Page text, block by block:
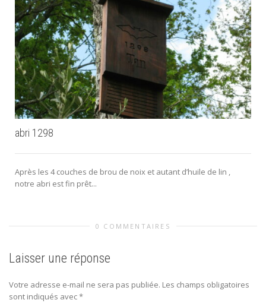
abri 1298
Après les 4 couches de brou de noix et autant d’huile de lin ,
notre abri est fin prêt...
0 COMMENTAIRES
Laisser une réponse
Votre adresse e-mail ne sera pas publiée. Les champs obligatoires
sont indiqués avec*